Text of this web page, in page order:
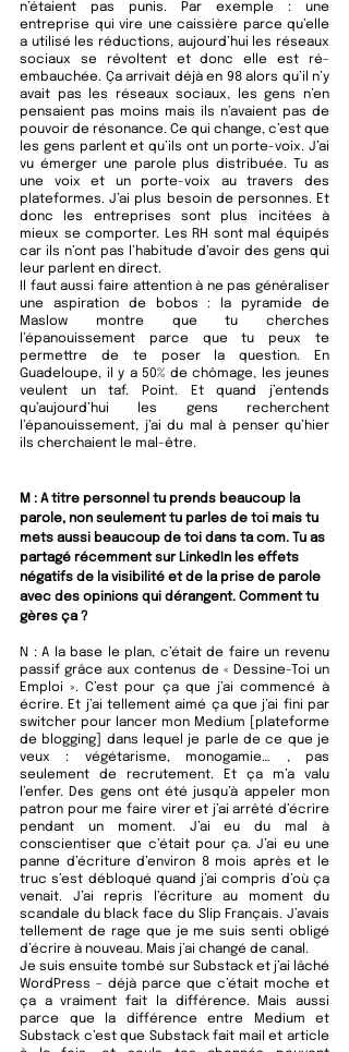
n’étaient pas punis. Par exemple : une
entreprise qui vire une caissière parce qu’elle
a utilisé les réductions, aujourd’hui les réseaux
sociaux se révoltent et donc elle est ré-
embauchée. Ça arrivait déjà en 98 alors qu’il n’y
avait pas les réseaux sociaux, les gens n’en
pensaient pas moins mais ils n’avaient pas de
pouvoir de résonance. Ce qui change, c’est que
les gens parlent et qu’ils ont un porte-voix. J’ai
vu émerger une parole plus distribuée. Tu as
une voix et un porte-voix au travers des
plateformes. J’ai plus besoin de personnes. Et
donc les entreprises sont plus incitées à
mieux se comporter. Les RH sont mal équipés
car ils n’ont pas l’habitude d’avoir des gens qui
leur parlent en direct.
Il faut aussi faire attention à ne pas généraliser
une aspiration de bobos : la pyramide de
Maslow montre que tu cherches
l’épanouissement parce que tu peux te
permettre de te poser la question. En
Guadeloupe, il y a 50% de chômage, les jeunes
veulent un taf. Point. Et quand j’entends
qu’aujourd’hui les gens recherchent
l’épanouissement, j’ai du mal à penser qu’hier
ils cherchaient le mal-être.
M : A titre personnel tu prends beaucoup la
parole, non seulement tu parles de toi mais tu
mets aussi beaucoup de toi dans ta com. Tu as
partagé récemment sur LinkedIn les effets
négatifs de la visibilité et de la prise de parole
avec des opinions qui dérangent. Comment tu
gères ça ?
N : A la base le plan, c’était de faire un revenu
passif grâce aux contenus de « Dessine-Toi un
Emploi ». C’est pour ça que j’ai commencé à
écrire. Et j’ai tellement aimé ça que j’ai fini par
switcher pour lancer mon Medium [plateforme
de blogging] dans lequel je parle de ce que je
veux : végétarisme, monogamie… , pas
seulement de recrutement. Et ça m’a valu
l’enfer. Des gens ont été jusqu’à appeler mon
patron pour me faire virer et j’ai arrêté d’écrire
pendant un moment. J’ai eu du mal à
conscientiser que c’était pour ça. J’ai eu une
panne d’écriture d’environ 8 mois après et le
truc s’est débloqué quand j’ai compris d’où ça
venait. J’ai repris l’écriture au moment du
scandale du black face du Slip Français. J’avais
tellement de rage que je me suis senti obligé
d’écrire à nouveau. Mais j’ai changé de canal.
Je suis ensuite tombé sur Substack et j’ai lâché
WordPress - déjà parce que c’était moche et
ça a vraiment fait la différence. Mais aussi
parce que la différence entre Medium et
Substack c’est que Substack fait mail et article